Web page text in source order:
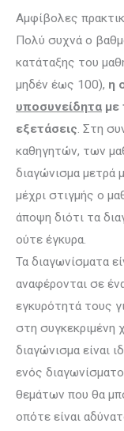
Αμφίβολες
Πολύ συχνά ο
κατάταξης του
μηδέν έως 100), η
υποσυνείδητα με
εξετάσεις. Στη
καθηγητών, των
διαγώνισμα μετρά
μέχρι στιγμής ο
άποψη διότι τα
ούτε έγκυρα.
Τα διαγωνίσματα
αναφέρονται σε
εγκυρότητά τους
στη συγκεκριμένη
διαγώνισμα είναι
ενός
θεμάτων που θα
οπότε είναι